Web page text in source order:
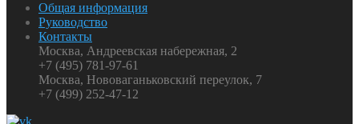
Общая информация
Руководство
Контакты
Москва, Андреевская набережная, 2
+7 (495) 781-97-61
Москва, Нововаганьковский переулок, 7
+7 (499) 252-47-12